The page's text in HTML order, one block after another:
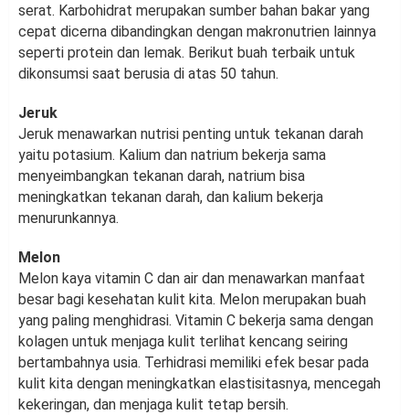
serat. Karbohidrat merupakan sumber bahan bakar yang
cepat dicerna dibandingkan dengan makronutrien lainnya
seperti protein dan lemak. Berikut buah terbaik untuk
dikonsumsi saat berusia di atas 50 tahun.
Jeruk
Jeruk menawarkan nutrisi penting untuk tekanan darah
yaitu potasium. Kalium dan natrium bekerja sama
menyeimbangkan tekanan darah, natrium bisa
meningkatkan tekanan darah, dan kalium bekerja
menurunkannya.
Melon
Melon kaya vitamin C dan air dan menawarkan manfaat
besar bagi kesehatan kulit kita. Melon merupakan buah
yang paling menghidrasi. Vitamin C bekerja sama dengan
kolagen untuk menjaga kulit terlihat kencang seiring
bertambahnya usia. Terhidrasi memiliki efek besar pada
kulit kita dengan meningkatkan elastisitasnya, mencegah
kekeringan, dan menjaga kulit tetap bersih.